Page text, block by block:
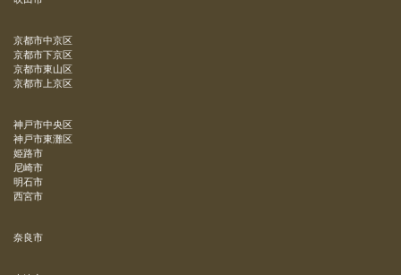
京都市中京区
京都市下京区
京都市東山区
京都市上京区
神戸市中央区
神戸市東灘区
姫路市
尼崎市
明石市
西宮市
奈良市